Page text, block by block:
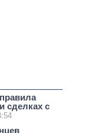
сделках с